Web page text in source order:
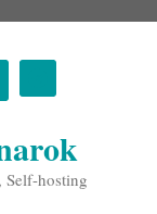
Self-hosting